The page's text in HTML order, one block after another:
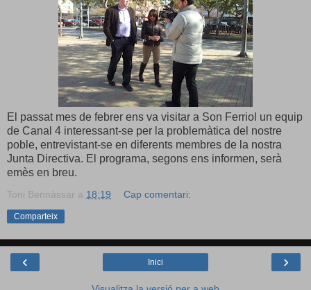
El passat mes de febrer ens va visitar a Son Ferriol un equip
de Canal 4 interessant-se per la problemàtica del nostre
poble, entrevistant-se en diferents membres de la nostra
Junta Directiva. El programa, segons ens informen, serà
emès en breu.
Toni Bennàssar a 18:19 Cap comentari:
Comparteix
‹ ›
Inici